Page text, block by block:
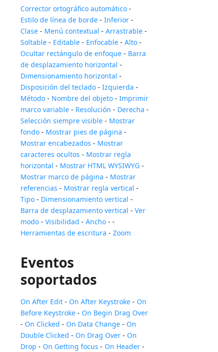
Corrector ortográfico automático -
Estilo de línea de borde -Inferior -
Clase - Menú contextual -Arrastrable -
Soltable - Editable - Enfocable -Alto -
Ocultar rectángulo de enfoque - Barra
de desplazamiento horizontal -
Dimensionamiento horizontal -
Disposición del teclado -Izquierda -
Método - Nombre del objeto -Imprimir
marco variable - Resolución - Derecha -
Selección siempre visible - Mostrar
fondo - Mostrar pies de página -
Mostrar encabezados - Mostrar
caracteres ocultos - Mostrar regla
horizontal - Mostrar HTML WYSIWYG -
Mostrar marco de página - Mostrar
referencias - Mostrar regla vertical -
Tipo - Dimensionamiento vertical -
Barra de desplazamiento vertical -Ver
modo -Visibilidad -Ancho - -
Herramientas de escritura -Zoom
Eventos
soportados
On After Edit - On After Keystroke - On
Before Keystroke - On Begin Drag Over
- On Clicked - On Data Change - On
Double Clicked - On Drag Over - On
Drop - On Getting focus - On Header -